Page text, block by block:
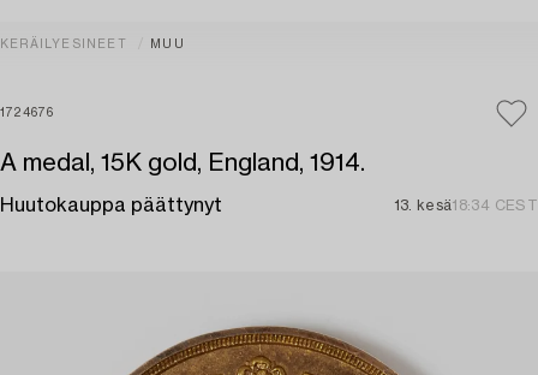
KERÄILYESINEET MUU
1724676
A medal, 15K gold, England, 1914.
Huutokauppa päättynyt 13. kesä18:34 CEST